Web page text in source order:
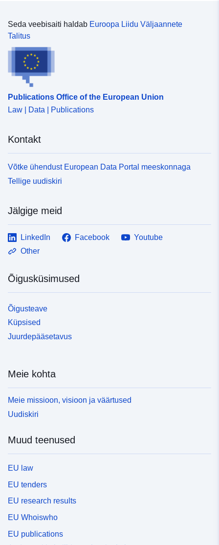
Seda veebisaiti haldab Euroopa Liidu Väljaannete
Talitus
Publications Office of the European Union
Law | Data | Publications
Kontakt
Võtke ühendust European Data Portal meeskonnaga
Tellige uudiskiri
Jälgige meid
LinkedIn Facebook
Youtube
Other
Õigusküsimused
Õigusteave
Küpsised
Juurdepääsetavus
Meie kohta
Meie missioon, visioon ja väärtused
Uudiskiri
Muud teenused
EU law
EU tenders
EU research results
EU Whoiswho
EU publications